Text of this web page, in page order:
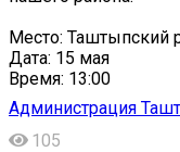
Место: Таштыпский
Дата: 15 мая
Время: 13:00
Администрация
105